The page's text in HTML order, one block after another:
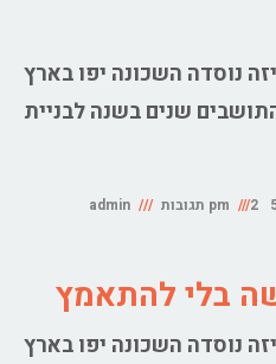
נוסדה השכונה יפו בארץ
שנים בשנה לבניית
2 תגובות admin
בלי להתאמץ
נוסדה השכונה יפו בארץ